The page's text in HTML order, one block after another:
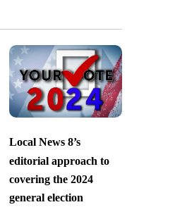
Local News 8’s
editorial approach to
covering the 2024
general election